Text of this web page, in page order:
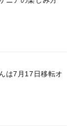
は7月17日移転オ